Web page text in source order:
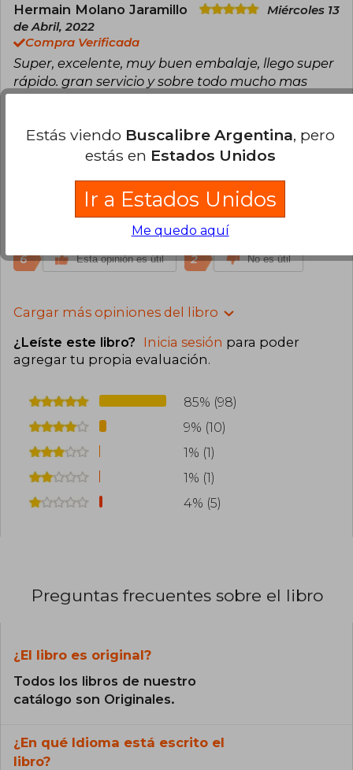
Hermain Molano Jaramillo
Miércoles 13
de Abril, 2022
Compra Verificada
Super, excelente, muy buen embalaje, llego super
rápido. gran servicio y sobre todo mucho mas
económico que en otros almacenes y librerías.
15 Esta opinión es útil 8 No es útil
de Abril, 2022
Compra Verificada
Excelente. Super recomendado
6 Esta opinión es útil 2 No es útil
Cargar más opiniones del libro
¿Leíste este libro? Inicia sesión para poder
agregar tu propia evaluación.
85% (98)
9% (10)
1% (1)
1% (1)
4% (5)
Preguntas frecuentes sobre el libro
¿El libro es original?
Todos los libros de nuestro
catálogo son Originales.
¿En qué Idioma está escrito el
libro?
Estás viendo Buscalibre Argentina, pero
estás en Estados Unidos
Ir a Estados Unidos
Me quedo aquí